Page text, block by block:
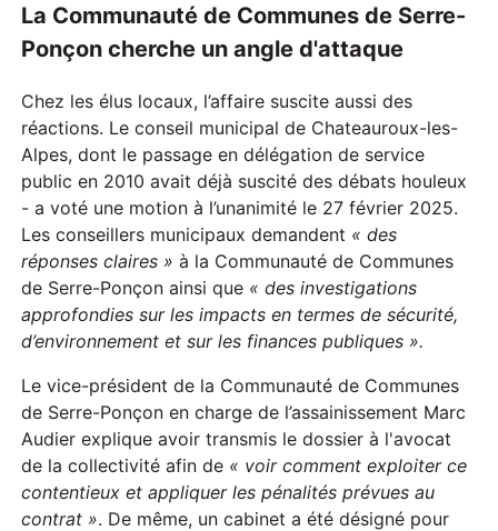
La Communauté de Communes de Serre-
Ponçon cherche un angle d'attaque
Chez les élus locaux, l’affaire suscite aussi des
réactions. Le conseil municipal de Chateauroux-les-
Alpes, dont le passage en délégation de service
public en 2010 avait déjà suscité des débats houleux
- a voté une motion à l’unanimité le 27 février 2025.
Les conseillers municipaux demandent « des
réponses claires » à la Communauté de Communes
de Serre-Ponçon ainsi que « des investigations
approfondies sur les impacts en termes de sécurité,
d’environnement et sur les finances publiques ».
Le vice-président de la Communauté de Communes
de Serre-Ponçon en charge de l’assainissement Marc
Audier explique avoir transmis le dossier à l'avocat
de la collectivité afin de « voir comment exploiter ce
contentieux et appliquer les pénalités prévues au
contrat ». De même, un cabinet a été désigné pour